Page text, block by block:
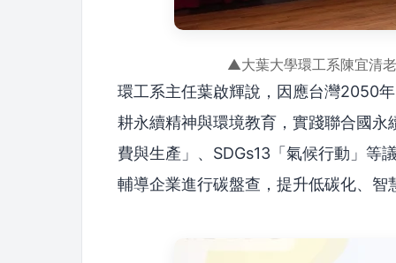
▲大葉大學環工系陳宜清
環工系主任葉啟輝說，因應台灣2050
耕永續精神與環境教育，實踐聯合國永
費與生產」、SDGs13「氣候行動」等
輔導企業進行碳盤查，提升低碳化、